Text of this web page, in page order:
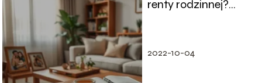
renty rodzinnej?
2022-10-04